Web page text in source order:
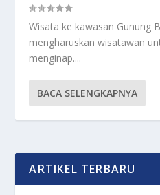
Wisata ke kawasan Gunung
mengharuskan wisatawan
menginap....
BACA SELENGKAPNYA
ARTIKEL TERBARU